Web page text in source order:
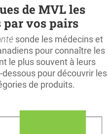
de MVL les
par vos pairs
sonde les médecins et
pour connaître les
le plus souvent à leurs
pour découvrir les
de produits.